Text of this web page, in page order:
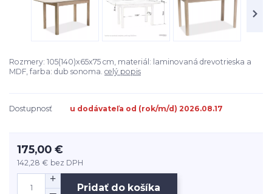
Rozmery: 105(140)x65x75 cm, materiál: laminovaná drevotrieska a
MDF, farba: dub sonoma. celý popis
Dostupnosť u dodávateľa od (rok/m/d) 2026.08.17
175,00 €
142,28 € bez DPH
Pridať do košíka